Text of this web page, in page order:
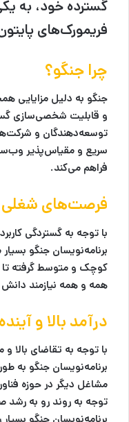
گسترده خود، به یکی
فریمورک‌های
چرا جنگو؟
جنگو به دلیل مزایایی
و قابلیت شخصی‌سازی
توسعه‌دهندگان و
سریع و مقیاس‌پذیر
فراهم می‌کند.
فرصت‌های شغلی
با توجه به گستردگی
برنامه‌نویسان جنگو
کوچک و متوسط گرفته تا
همه و همه نیازمند
درآمد بالا و
با توجه به تقاضای بالا
برنامه‌نویسان جنگو به
مشاغل دیگر در حوزه
توجه به روند رو به رشد
برنامه‌نویسان جنگو